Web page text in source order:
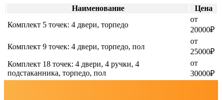
Наименование
Цена
Комплект 5 точек: 4 двери, торпедо
от
20000₽
Комплект 9 точек: 4 двери, торпедо, пол
от
25000₽
Комплект 18 точек: 4 двери, 4 ручки, 4
подстаканника, торпедо, пол
от
30000₽